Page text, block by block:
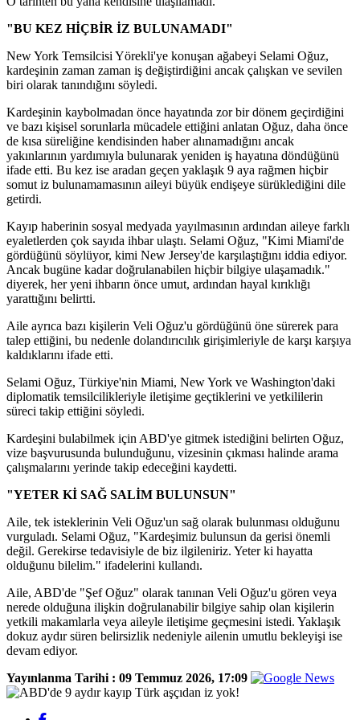
"BU KEZ HİÇBİR İZ BULUNAMADI"
New York Temsilcisi Yörekli'ye konuşan ağabeyi Selami Oğuz,
kardeşinin zaman zaman iş değiştirdiğini ancak çalışkan ve sevilen
biri olarak tanındığını söyledi.
Kardeşinin kaybolmadan önce hayatında zor bir dönem geçirdiğini
ve bazı kişisel sorunlarla mücadele ettiğini anlatan Oğuz, daha önce
de kısa süreliğine kendisinden haber alınamadığını ancak
yakınlarının yardımıyla bulunarak yeniden iş hayatına döndüğünü
ifade etti. Bu kez ise aradan geçen yaklaşık 9 aya rağmen hiçbir
somut iz bulunamamasının aileyi büyük endişeye sürüklediğini dile
getirdi.
Kayıp haberinin sosyal medyada yayılmasının ardından aileye farklı
eyaletlerden çok sayıda ihbar ulaştı. Selami Oğuz, "Kimi Miami'de
gördüğünü söylüyor, kimi New Jersey'de karşılaştığını iddia ediyor.
Ancak bugüne kadar doğrulanabilen hiçbir bilgiye ulaşamadık."
diyerek, her yeni ihbarın önce umut, ardından hayal kırıklığı
yarattığını belirtti.
Aile ayrıca bazı kişilerin Veli Oğuz'u gördüğünü öne sürerek para
talep ettiğini, bu nedenle dolandırıcılık girişimleriyle de karşı karşıya
kaldıklarını ifade etti.
Selami Oğuz, Türkiye'nin Miami, New York ve Washington'daki
diplomatik temsilcilikleriyle iletişime geçtiklerini ve yetkililerin
süreci takip ettiğini söyledi.
Kardeşini bulabilmek için ABD'ye gitmek istediğini belirten Oğuz,
vize başvurusunda bulunduğunu, vizesinin çıkması halinde arama
çalışmalarını yerinde takip edeceğini kaydetti.
"YETER Kİ SAĞ SALİM BULUNSUN"
Aile, tek isteklerinin Veli Oğuz'un sağ olarak bulunması olduğunu
vurguladı. Selami Oğuz, "Kardeşimiz bulunsun da gerisi önemli
değil. Gerekirse tedavisiyle de biz ilgileniriz. Yeter ki hayatta
olduğunu bilelim." ifadelerini kullandı.
Aile, ABD'de "Şef Oğuz" olarak tanınan Veli Oğuz'u gören veya
nerede olduğuna ilişkin doğrulanabilir bilgiye sahip olan kişilerin
yetkili makamlarla veya aileyle iletişime geçmesini istedi. Yaklaşık
dokuz aydır süren belirsizlik nedeniyle ailenin umutlu bekleyişi ise
devam ediyor.
Yayınlanma Tarihi : 09 Temmuz 2026, 17:09